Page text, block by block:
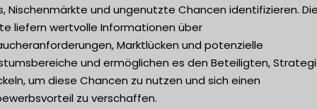
Nischenmärkte und ungenutzte Chancen identifizieren.
liefern wertvolle Informationen über
Marktlücken und potenzielle
und ermöglichen es den Beteiligten,
um diese Chancen zu nutzen und sich einen
zu verschaffen.